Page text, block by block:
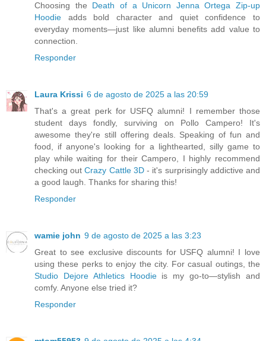
Choosing the Death of a Unicorn Jenna Ortega Zip‑up
Hoodie adds bold character and quiet confidence to
everyday moments—just like alumni benefits add value to
connection.
Responder
Laura Krissi 6 de agosto de 2025 a las 20:59
That's a great perk for USFQ alumni! I remember those
student days fondly, surviving on Pollo Campero! It's
awesome they're still offering deals. Speaking of fun and
food, if anyone's looking for a lighthearted, silly game to
play while waiting for their Campero, I highly recommend
checking outCrazy Cattle 3D- it's surprisingly addictive and
a good laugh. Thanks for sharing this!
Responder
wamie john 9 de agosto de 2025 a las 3:23
Great to see exclusive discounts for USFQ alumni! I love
using these perks to enjoy the city. For casual outings, the
Studio Dejore Athletics Hoodieis my go-to—stylish and
comfy. Anyone else tried it?
Responder